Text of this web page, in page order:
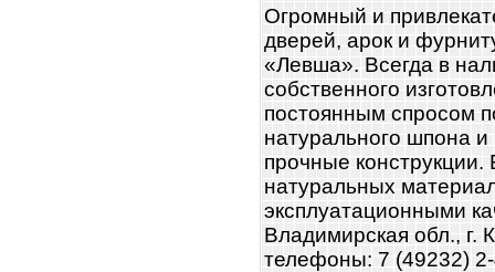
Огромный и
дверей, арок и
«Левша». Всегда в
собственного
постоянным спросом
натурального шпона
прочные
натуральных
эксплуатационными
Владимирская обл., г.
телефоны: 7 (49232)